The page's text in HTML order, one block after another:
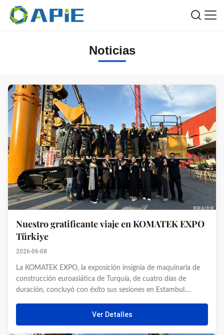
Noticias
Nuestro gratificante viaje en KOMATEK EXPO
Türkiye
2026-06-08
La KOMATEK EXPO, la exposición insignia de maquinaria de
construcción euroasiática de Turquía, de cuatro días de
duración, concluyó con éxito sus sesiones en Estambul.
que une Europa, Medio Oriente y Asia Central, esta gran
exposición atrajo ...
Ver Detalles